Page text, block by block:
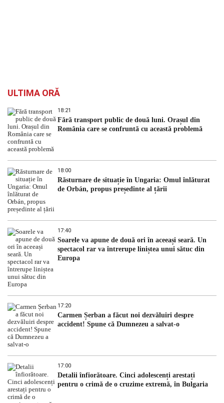
ULTIMA ORĂ
18:21
Fără transport public de două luni. Orașul din
România care se confruntă cu această problemă
18:00
Răsturnare de situație în Ungaria: Omul înlăturat
de Orbán, propus președinte al țării
17:40
Soarele va apune de două ori în aceeași seară. Un
spectacol rar va întrerupe liniștea unui sătuc din
Europa
17:20
Carmen Șerban a făcut noi dezvăluiri despre
accident! Spune că Dumnezeu a salvat-o
17:00
Detalii înfiorătoare. Cinci adolescenți arestați
pentru o crimă de o cruzime extremă, în Bulgaria